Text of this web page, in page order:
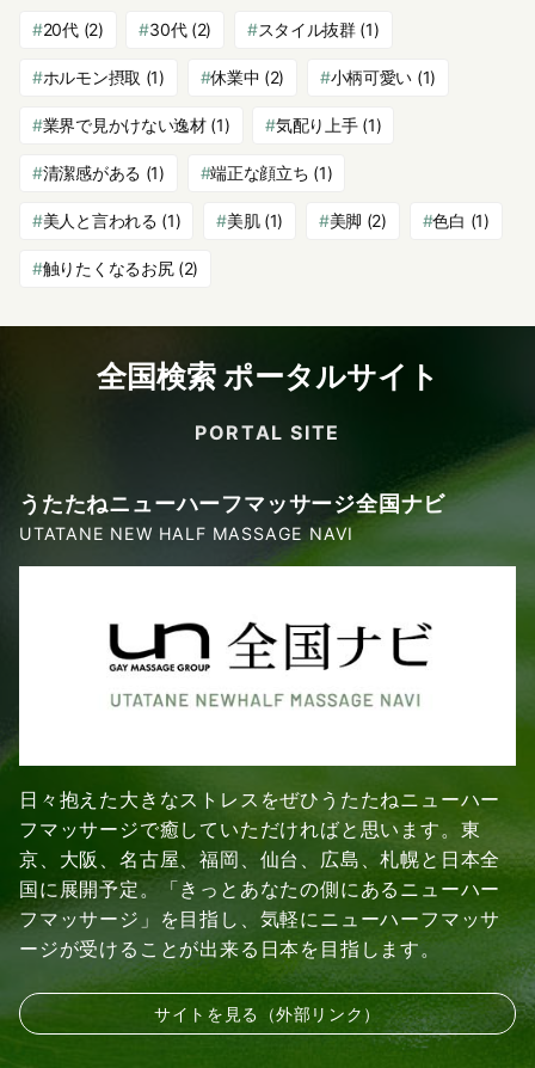
20代(2) 30代(2) スタイル抜群(1)
ホルモン摂取 (1) 休業中 (2) 小柄可愛い (1)
業界で見かけない逸材(1) 気配り上手(1)
清潔感がある (1) 端正な顔立ち (1)
美人と言われる (1) 美肌(1) 美脚 (2) 色白 (1)
触りたくなるお尻(2)
全国検索 ポータルサイト
PORTAL SITE
うたたねニューハーフマッサージ全国ナビ
UTATANE NEW HALF MASSAGE NAVI
日々抱えた大きなストレスをぜひうたたねニューハー
フマッサージで癒していただければと思います。東
京、大阪、名古屋、福岡、仙台、広島、札幌と日本全
国に展開予定。「きっとあなたの側にあるニューハー
フマッサージ」を目指し、気軽にニューハーフマッサ
ージが受けることが出来る日本を目指します。
サイトを見る（外部リンク）